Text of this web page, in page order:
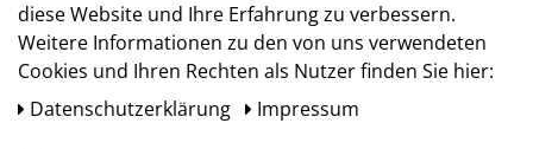
diese Website und Ihre Erfahrung zu verbessern.
Weitere Informationen zu den von uns verwendeten
Cookies und Ihren Rechten als Nutzer finden Sie hier:
Daten­schutz­erklärung
Impressum